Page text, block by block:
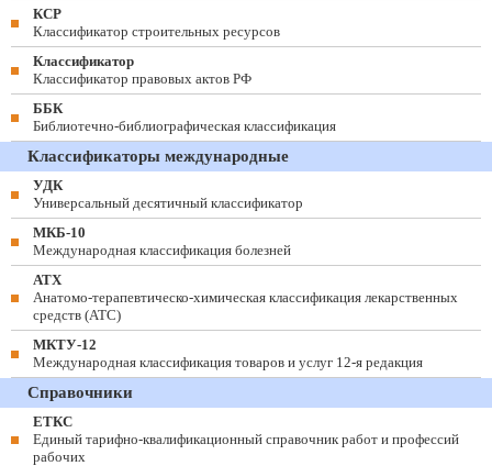
КСР
Классификатор строительных ресурсов
Классификатор
Классификатор правовых актов РФ
ББК
Библиотечно-библиографическая классификация
Классификаторы международные
УДК
Универсальный десятичный классификатор
МКБ-10
Международная классификация болезней
АТХ
Анатомо-терапевтическо-химическая классификация лекарственных
средств (ATC)
МКТУ-12
Международная классификация товаров и услуг 12-я редакция
Справочники
ЕТКС
Единый тарифно-квалификационный справочник работ и профессий
рабочих